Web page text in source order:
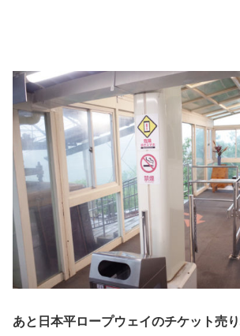
あと日本平ロープウェイのチケット売